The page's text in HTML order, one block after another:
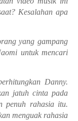
Kesalahan apa
yang gampang
untuk mencari
Danny.
jatuh cinta pada
penuh rahasia itu.
menguak rahasia